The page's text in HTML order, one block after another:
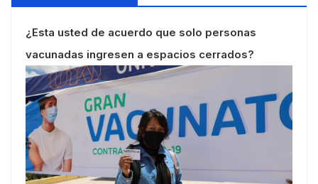
¿Esta usted de acuerdo que solo personas
vacunadas ingresen a espacios cerrados?